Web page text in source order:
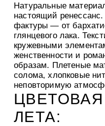
Натуральные
настоящий
фактуры — от
глянцевого лака.
кружевными
женственности и
образам. Плетеные
солома, хлопковые
неповторимую
ЛЕТА: